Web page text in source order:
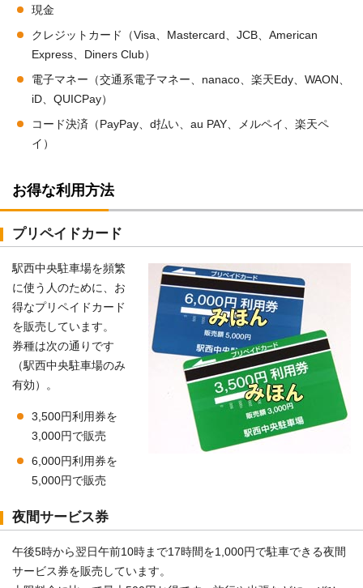
現金
クレジットカード（Visa、Mastercard、JCB、American
Express、Diners Club）
電子マネー（交通系電子マネー、nanaco、楽天Edy、WAON、
iD、QUICPay）
コード決済（PayPay、d払い、au PAY、メルペイ、楽天ペ
イ）
お得な利用方法
プリペイドカード
駅西中央駐車場を頻繁
に使う人のために、お
得なプリペイドカード
を販売しています。
券種は次の通りです
（駅西中央駐車場のみ
有効）。
3,500円利用券を
3,000円で販売
6,000円利用券を
5,000円で販売
夜間サービス券
午後5時から翌日午前10時まで17時間を1,000円で駐車できる夜間
サービス券を販売しています。